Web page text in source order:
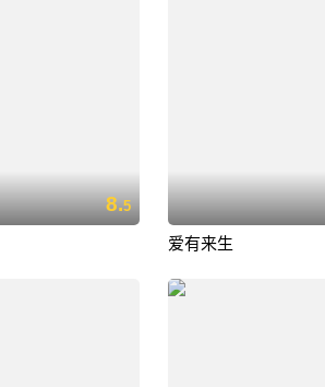
8.5
爱有来生